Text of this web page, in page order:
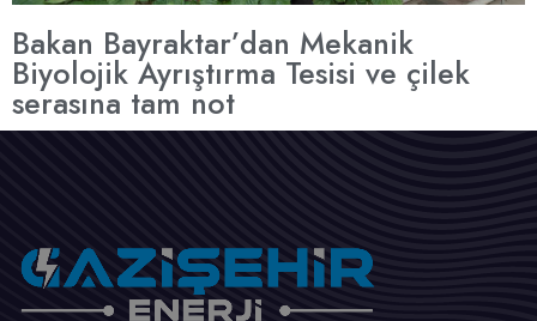
Bakan Bayraktar’dan Mekanik
Biyolojik Ayrıştırma Tesisi ve çilek
serasına tam not